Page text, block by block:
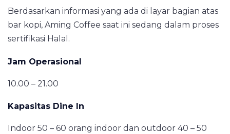
Berdasarkan informasi yang ada di layar bagian atas
bar kopi, Aming Coffee saat ini sedang dalam proses
sertifikasi Halal.
Jam Operasional
10.00 – 21.00
Kapasitas Dine In
Indoor 50 – 60 orang indoor dan outdoor 40 – 50